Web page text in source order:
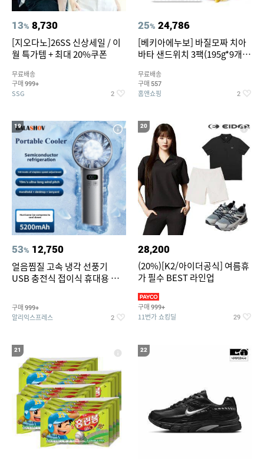
13% 8,730
[지오다노]26SS 신상세일 / 이
월 특가템 + 최대 20%쿠폰
무료배송
구매 999+
SSG 2
25% 24,786
[베키아에누보] 바질모짜 치아
바타 샌드위치 3팩(195g*9개
무료배송
구매 557
홈앤쇼핑 2
19
53% 12,750
얼음찜질 고속 냉각 선풍기
USB 충전식 접이식 휴대용 미
용
구매 999+
알리익스프레스 2
20
28,200
(20%)[K2/아이더공식] 여름휴
가 필수 BEST 라인업
구매 999+
11번가 쇼킹딜 29
21 22